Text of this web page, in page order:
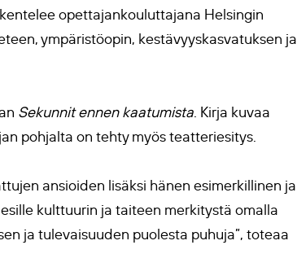
opettajankouluttajana Helsingin
ympäristöopin, kestävyyskasvatuksen ja
Sekunnit ennen kaatumista. Kirja kuvaa
pohjalta on tehty myös teatteriesitys.
ansioiden lisäksi hänen esimerkillinen ja
kulttuurin ja taiteen merkitystä omalla
ja tulevaisuuden puolesta puhuja”, toteaa